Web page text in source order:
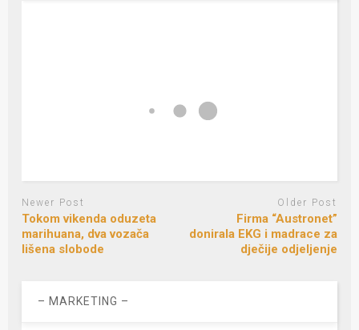
Newer Post
Tokom vikenda oduzeta
marihuana, dva vozača
lišena slobode
Older Post
Firma “Austronet”
donirala EKG i madrace za
dječije odjeljenje
– MARKETING –